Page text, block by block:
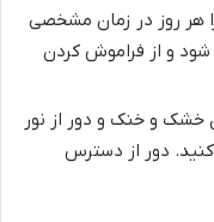
هر روز در زمان مشخصی
و از فراموش کردن
خشک و خنک و دور از نور
دور از دسترس